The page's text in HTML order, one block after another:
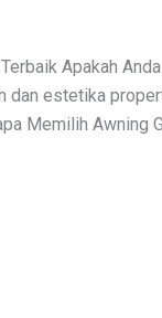
Apakah
estetika
Memilih Awning